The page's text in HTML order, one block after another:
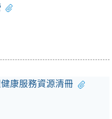
康服務資源清冊